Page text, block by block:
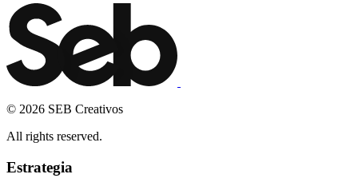
© 2026 SEB Creativos
All rights reserved.
Estrategia